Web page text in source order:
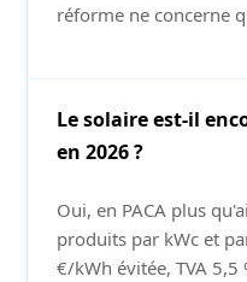
réforme ne concerne
Le solaire est-il
en 2026 ?
Oui, en PACA plus
produits par kWc et
€/kWh évitée, TVA